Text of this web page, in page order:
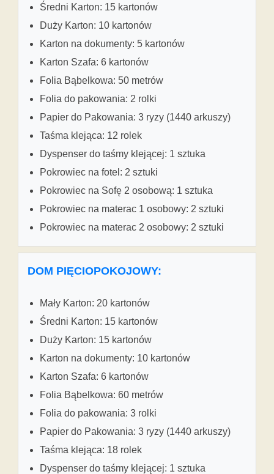
Średni Karton: 15 kartonów
Duży Karton: 10 kartonów
Karton na dokumenty: 5 kartonów
Karton Szafa: 6 kartonów
Folia Bąbelkowa: 50 metrów
Folia do pakowania: 2 rolki
Papier do Pakowania: 3 ryzy (1440 arkuszy)
Taśma klejąca: 12 rolek
Dyspenser do taśmy klejącej: 1 sztuka
Pokrowiec na fotel: 2 sztuki
Pokrowiec na Sofę 2 osobową: 1 sztuka
Pokrowiec na materac 1 osobowy: 2 sztuki
Pokrowiec na materac 2 osobowy: 2 sztuki
DOM PIĘCIOPOKOJOWY:
Mały Karton: 20 kartonów
Średni Karton: 15 kartonów
Duży Karton: 15 kartonów
Karton na dokumenty: 10 kartonów
Karton Szafa: 6 kartonów
Folia Bąbelkowa: 60 metrów
Folia do pakowania: 3 rolki
Papier do Pakowania: 3 ryzy (1440 arkuszy)
Taśma klejąca: 18 rolek
Dyspenser do taśmy klejącej: 1 sztuka